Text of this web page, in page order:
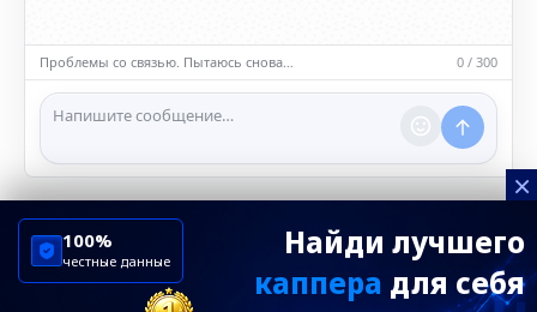
насилию.
ℹ️ Модераторы и администраторы вправе удалять
сообщения и ограничивать доступ к чату при
нарушении правил.
Проблемы со связью. Пытаюсь снова… 0 / 300
×
Найди лучшего
каппера для себя
100%
честные данные
ChelseaBluesRu ФК Челси